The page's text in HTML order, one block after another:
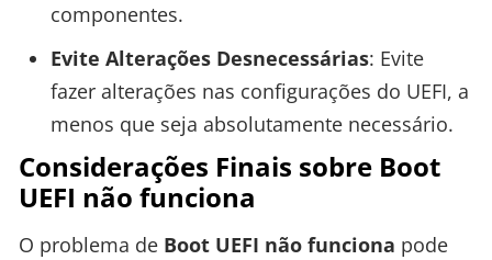
componentes.
Evite Alterações Desnecessárias: Evite
fazer alterações nas configurações do UEFI, a
menos que seja absolutamente necessário.
Considerações Finais sobre Boot
UEFI não funciona
O problema de Boot UEFI não funciona pode